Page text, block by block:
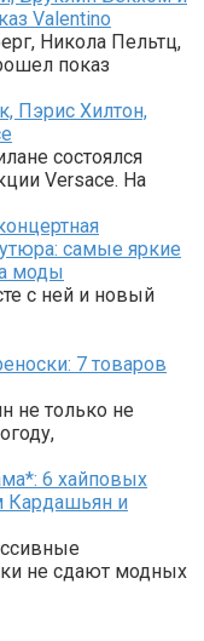
Valentino
Никола Пельтц,
показ
Пэрис Хилтон,
состоялся
Versace. На
самые яркие
моды
с ней и новый
7 товаров
не только не
6 хайповых
Кардашьян и
не сдают модных